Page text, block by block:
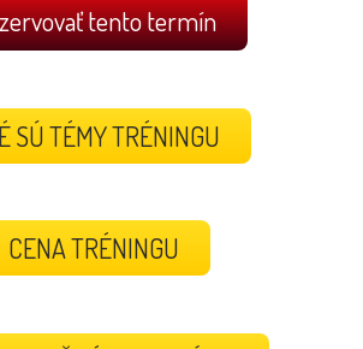
tento termín
SÚ TÉMY TRÉNINGU
CENA TRÉNINGU